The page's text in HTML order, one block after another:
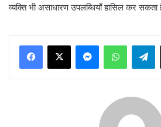
व्यक्ति भी असाधारण उपलब्धियाँ हासिल कर सकता
Messenger